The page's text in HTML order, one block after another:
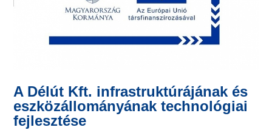
A Délút Kft. infrastruktúrájának és
eszközállományának technológiai
fejlesztése